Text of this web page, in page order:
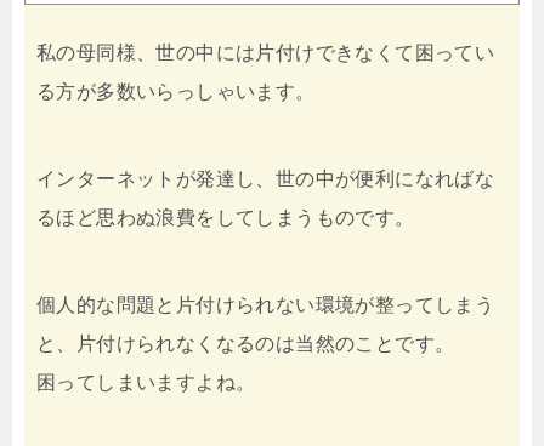
私の母同様、世の中には片付けできなくて困ってい
る方が多数いらっしゃいます。
インターネットが発達し、世の中が便利になればな
るほど思わぬ浪費をしてしまうものです。
個人的な問題と片付けられない環境が整ってしまう
と、片付けられなくなるのは当然のことです。
困ってしまいますよね。